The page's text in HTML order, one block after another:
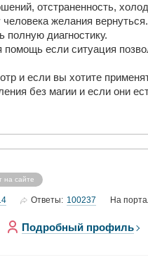
отстраненность,
желания вернуться.
полную диагностику.
помощь если ситуация
и если вы хотите
без магии и если они
на сайте
Ответы: 100237 На
Подробный профиль